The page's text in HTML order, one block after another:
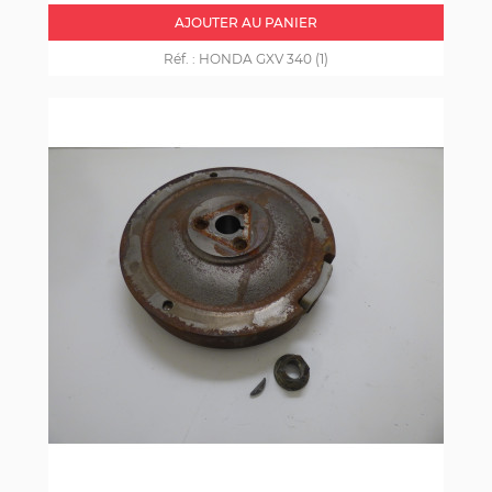
AJOUTER AU PANIER
Réf. : HONDA GXV 340 (1)